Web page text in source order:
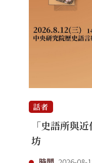
話者
「史語所與
坊